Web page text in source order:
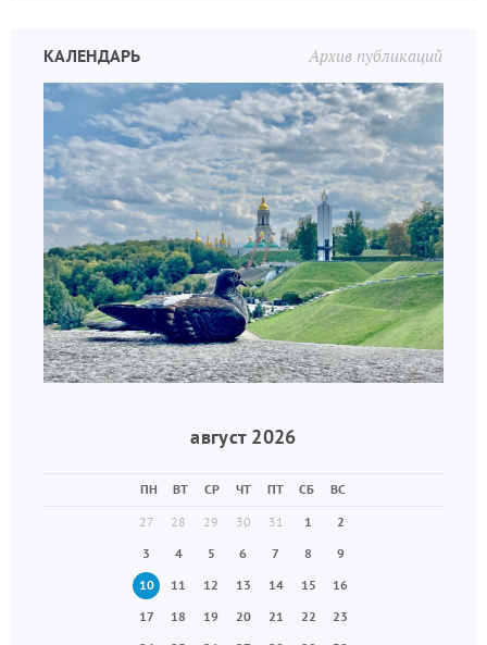
Архив публикаций
КАЛЕНДАРЬ
август 2026
ПН ВТ СР ЧТ ПТ СБ
ВС
27
28 29 30 31 1
2
3
4 5 6 7 8
9
10
11 12 13 14 15
16
17
18 19 20 21 22
23